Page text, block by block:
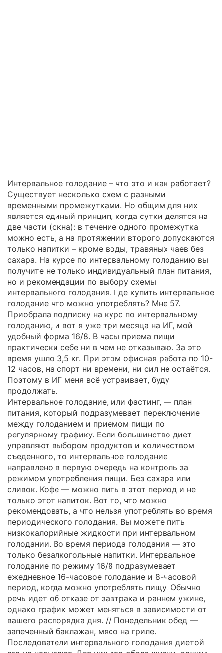
Интервальное голодание – что это и как работает?
Существует несколько схем с разными
временными промежутками. Но общим для них
является единый принцип, когда сутки делятся на
две части (окна): в течение одного промежутка
можно есть, а на протяжении второго допускаются
только напитки – кроме воды, травяных чаев без
сахара. На курсе по интервальному голоданию вы
получите не только индивидуальный план питания,
но и рекомендации по выбору схемы
интервального голодания. Где купить интервальное
голодание что можно употреблять? Мне 57.
Приобрала подписку на курс по интервальному
голоданию, и вот я уже три месяца на ИГ, мой
удобный форма 16/8. В часы приема пищи
практически себе ни в чем не отказываю. За это
время ушло 3,5 кг. При этом офисная работа по 10-
12 часов, на спорт ни времени, ни сил не остаётся.
Поэтому в ИГ меня всё устраивает, буду
продолжать.
Интервальное голодание, или фастинг, — план
питания, который подразумевает переключение
между голоданием и приемом пищи по
регулярному графику. Если большинство диет
управляют выбором продуктов и количеством
съеденного, то интервальное голодание
направлено в первую очередь на контроль за
режимом употребления пищи. Без сахара или
сливок. Кофе — можно пить в этот период и не
только этот напиток. Вот то, что можно
рекомендовать, а что нельзя употреблять во время
периодического голодания. Вы можете пить
низкокалорийные жидкости при интервальном
голодании. Во время периода голодания — это
только безалкогольные напитки. Интервальное
голодание по режиму 16/8 подразумевает
ежедневное 16-часовое голодание и 8-часовой
период, когда можно употреблять пищу. Обычно
речь идет об отказе от завтрака и раннем ужине,
однако график может меняться в зависимости от
вашего распорядка дня. // Понедельник обед —
запеченный баклажан, мясо на гриле.
Последователи интервального голодания диетой